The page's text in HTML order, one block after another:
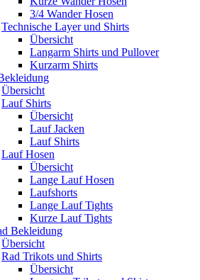
3/4 Wander Hosen
Technische Layer und Shirts
Übersicht
Langarm Shirts und Pullover
Kurzarm Shirts
Übersicht
Lauf Shirts
Übersicht
Lauf Jacken
Lauf Shirts
Lauf Hosen
Übersicht
Lange Lauf Hosen
Laufshorts
Lange Lauf Tights
Kurze Lauf Tights
Bekleidung
Übersicht
Rad Trikots und Shirts
Übersicht